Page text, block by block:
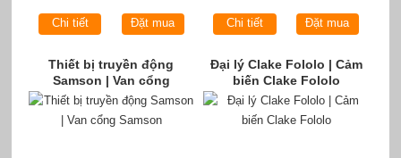
Chi tiết Đặt mua Chi tiết Đặt mua
Thiết bị truyền động
Samson | Van cổng
Samson
Đại lý Clake Fololo | Cảm
biến Clake Fololo